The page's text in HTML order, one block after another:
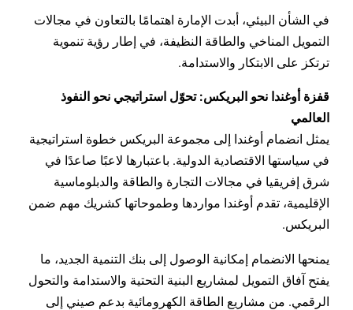
في الشأن البيئي، أبدت الإمارة اهتمامًا بالتعاون في مجالات
التمويل المناخي والطاقة النظيفة، في إطار رؤية تنموية
ترتكز على الابتكار والاستدامة.
قفزة أوغندا نحو البريكس: تحوّل استراتيجي نحو النفوذ
العالمي
يمثل انضمام أوغندا إلى مجموعة البريكس خطوة استراتيجية
في سياستها الاقتصادية الدولية. باعتبارها لاعبًا صاعدًا في
شرق إفريقيا في مجالات التجارة والطاقة والدبلوماسية
الإقليمية، تقدم أوغندا مواردها وطموحاتها كشريك مهم ضمن
البريكس.
يمنحها الانضمام إمكانية الوصول إلى بنك التنمية الجديد، ما
يفتح آفاق التمويل لمشاريع البنية التحتية والاستدامة والتحول
الرقمي. من مشاريع الطاقة الكهرومائية بدعم صيني إلى